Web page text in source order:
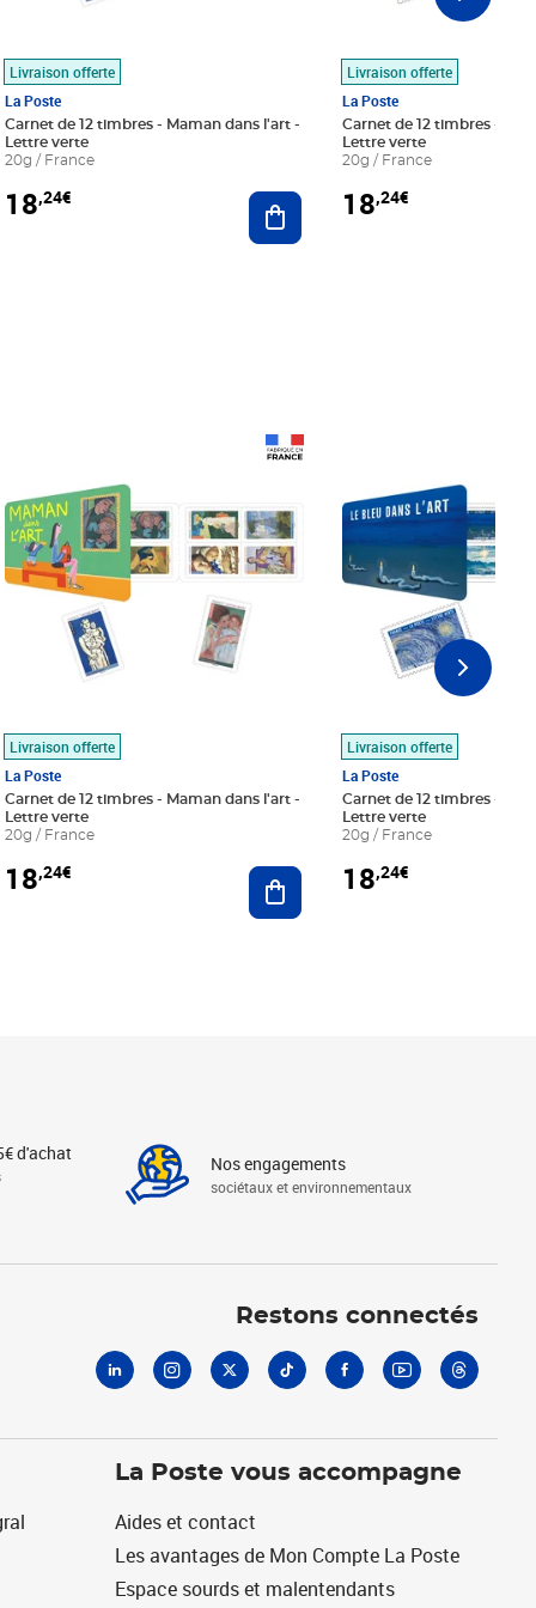
au panier
Livraison offerte
La Poste
Carnet de 12 timbres - Maman dans l'art -
Lettre verte
20g / France
18,24€ Ajouter au panier
Livraison offerte
La Poste
Carnet de 12 timbres - Le
Lettre verte
20g / France
18,24€
au panier
Livraison offerte
La Poste
Carnet de 12 timbres - Maman dans l'art -
Lettre verte
20g / France
18,24€ Ajouter au panier
Livraison offerte
La Poste
Carnet de 12 timbres - Le
Lettre verte
20g / France
18,24€
d'achat Nos engagements
sociétaux et environnementaux
Restons connectés
La Poste vous accompagne
Aides et contact
Les avantages de Mon Compte La Poste
Espace sourds et malentendants